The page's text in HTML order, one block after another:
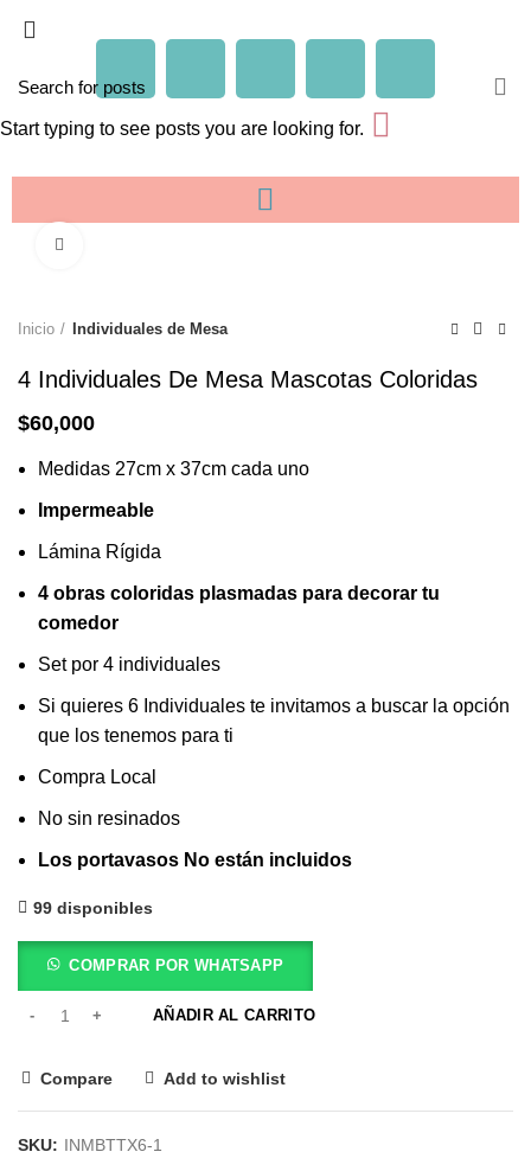
Inicio Individuales de Mesa
4 Individuales De Mesa Mascotas Coloridas
$60,000
Medidas 27cm x 37cm cada uno
Impermeable
Lámina Rígida
4 obras coloridas plasmadas para decorar tu
comedor
Set por 4 individuales
Si quieres 6 Individuales te invitamos a buscar la opción
que los tenemos para ti
Compra Local
No sin resinados
Los portavasos No están incluidos
99 disponibles
COMPRAR POR WHATSAPP
AÑADIR AL CARRITO
Compare Add to wishlist
SKU: INMBTTX6-1
Start typing to see posts you are looking for.